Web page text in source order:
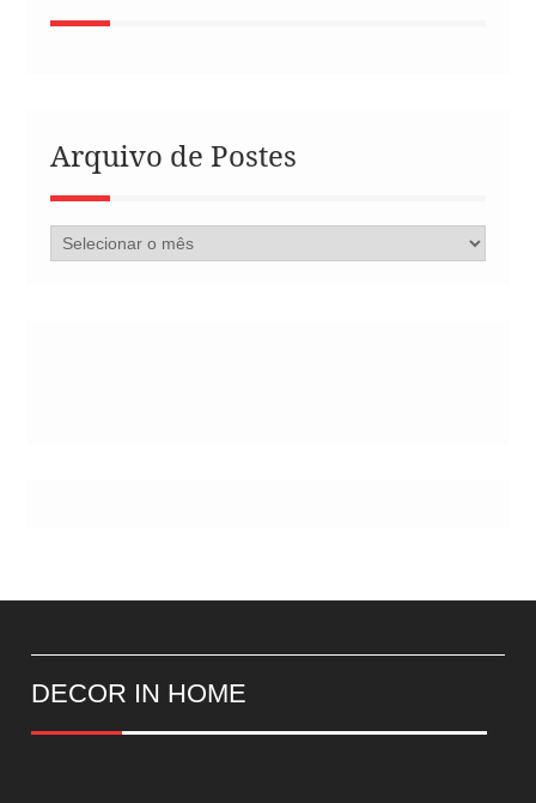
Arquivo de Postes
Arquivo
de
DECOR IN HOME